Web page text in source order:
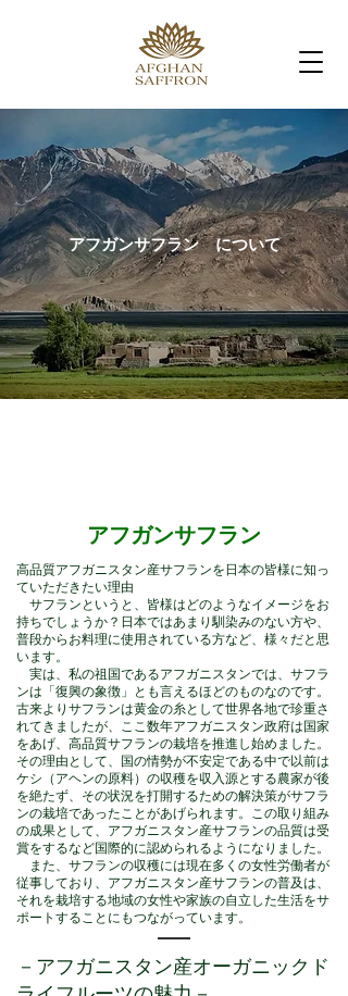
アフガンサフラン について
​アフガンサフラン
高品質アフガニスタン産サフランを日本の皆様に知っ
ていただきたい理由
サフランというと、皆様はどのようなイメージをお
持ちでしょうか？日本ではあまり馴染みのない方や、
普段からお料理に使用されている方など、様々だと思
います。
実は、私の祖国であるアフガニスタンでは、サフラ
ンは「復興の象徴」とも言えるほどのものなのです。
古来よりサフランは黄金の糸として世界各地で珍重さ
れてきましたが、ここ数年アフガニスタン政府は国家
をあげ、高品質サフランの栽培を推進し始めました。
その理由として、国の情勢が不安定である中で以前は
ケシ（アヘンの原料）の収穫を収入源とする農家が後
を絶たず、その状況を打開するための解決策がサフラ
ンの栽培であったことがあげられます。この取り組み
の成果として、アフガニスタン産サフランの品質は受
賞をするなど国際的に認められるようになりました。
また、サフランの収穫には現在多くの女性労働者が
従事しており、アフガニスタン産サフランの普及は、
それを栽培する地域の女性や家族の自立した生活をサ
ポートすることにもつながっています。
－アフガニスタン産オーガニックド